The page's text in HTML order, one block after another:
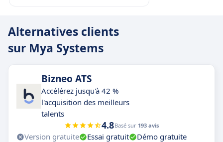
Alternatives clients
sur Mya Systems
Bizneo ATS
Accélérez jusqu'à 42 %
l'acquisition des meilleurs
talents
4.8Basé sur 193 avis
Version gratuite Essai gratuit
Démo gratuite